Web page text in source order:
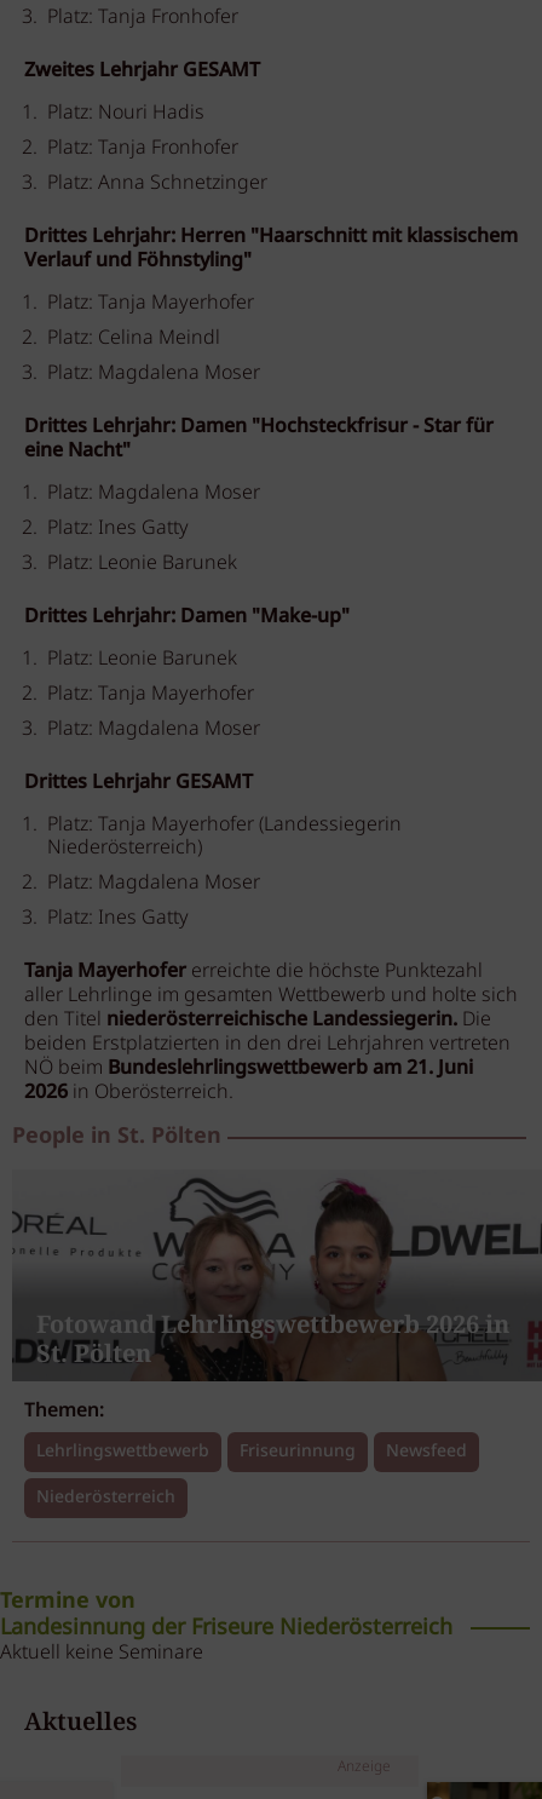
Platz: Tanja Fronhofer
Zweites Lehrjahr GESAMT
Platz: Nouri Hadis
Platz: Tanja Fronhofer
Platz: Anna Schnetzinger
Drittes Lehrjahr: Herren "Haarschnitt mit klassischem
Verlauf und Föhnstyling"
Platz: Tanja Mayerhofer
Platz: Celina Meindl
Platz: Magdalena Moser
Drittes Lehrjahr: Damen "Hochsteckfrisur - Star für
eine Nacht"
Platz: Magdalena Moser
Platz: Ines Gatty
Platz: Leonie Barunek
Drittes Lehrjahr: Damen "Make-up"
Platz: Leonie Barunek
Platz: Tanja Mayerhofer
Platz: Magdalena Moser
Drittes Lehrjahr GESAMT
Platz: Tanja Mayerhofer (Landessiegerin
Niederösterreich)
Platz: Magdalena Moser
Platz: Ines Gatty
Tanja Mayerhofer erreichte die höchste Punktezahl
aller Lehrlinge im gesamten Wettbewerb und holte sich
den Titel niederösterreichische Landessiegerin. Die
beiden Erstplatzierten in den drei Lehrjahren vertreten
NÖ beim Bundeslehrlingswettbewerb am 21. Juni
2026 in Oberösterreich.
People in St. Pölten
Fotowand Lehrlingswettbewerb 2026 in
St. Pölten
Themen:
Lehrlingswettbewerb Friseurinnung
Newsfeed
Niederösterreich
Termine von
Landesinnung der Friseure Niederösterreich
Aktuell keine Seminare
Aktuelles
Anzeige